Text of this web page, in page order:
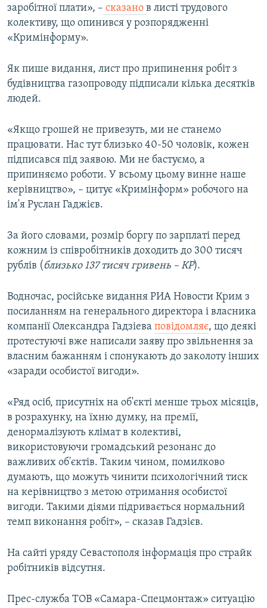
заробітної плати», – сказано в листі трудового
колективу, що опинився у розпорядженні
«Кримінформу».
Як пише видання, лист про припинення робіт з
будівництва газопроводу підписали кілька десятків
людей.
«Якщо грошей не привезуть, ми не станемо
працювати. Нас тут близько 40-50 чоловік, кожен
підписався під заявою. Ми не бастуємо, а
припиняємо роботи. У всьому цьому винне наше
керівництво», – цитує «Кримінформ» робочого на
ім'я Руслан Гаджієв.
За його словами, розмір боргу по зарплаті перед
кожним із співробітників доходить до 300 тисяч
рублів ( близько 137 тисяч гривень – КР).
Водночас, російське видання РИА Новости Крим з
посиланням на генерального директора і власника
компанії Олександра Гадзіева повідомляє, що деякі
протестуючі вже написали заяву про звільнення за
власним бажанням і спонукають до заколоту інших
«заради особистої вигоди».
«Ряд осіб, присутніх на об'єкті менше трьох місяців,
в розрахунку, на їхню думку, на премії,
денормалізують клімат в колективі,
використовуючи громадський резонанс до
важливих об'єктів. Таким чином, помилково
думають, що можуть чинити психологічний тиск
на керівництво з метою отримання особистої
вигоди. Такими діями підривається нормальний
темп виконання робіт», – сказав Гадзієв.
На сайті уряду Севастополя інформація про страйк
робітників відсутня.
Прес-служба ТОВ «Самара-Спецмонтаж» ситуацію